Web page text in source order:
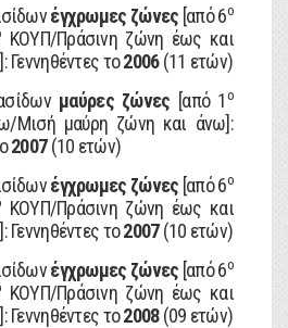
έγχρωμες ζώνες [από 6ο
ΚΟΥΠ/Πράσινη ζώνη έως και
Γεννηθέντες το2006(11 ετών)
μαύρες ζώνες [από 1ο
Μισή μαύρη ζώνη και άνω]:
2007(10 ετών)
έγχρωμες ζώνες [από 6ο
ΚΟΥΠ/Πράσινη ζώνη έως και
Γεννηθέντες το2007(10 ετών)
έγχρωμες ζώνες [από 6ο
ΚΟΥΠ/Πράσινη ζώνη έως και
Γεννηθέντες το2008(09 ετών)